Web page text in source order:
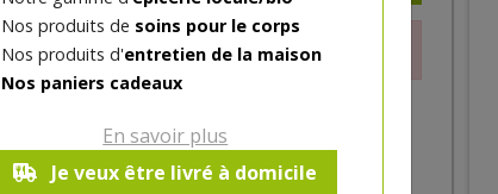
Nos produits de soins pour le corps
Nos produits d'entretien de la maison
Nos paniers cadeaux
En savoir plus
Je veux être livré à domicile
indisponible pour le moment.